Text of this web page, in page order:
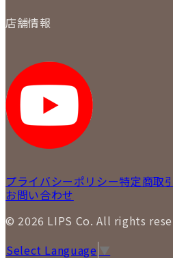
質について
返品について
各事業部の紹介
STAFF BLOG
SNS
店舗情報
LIPS 新宿店
LIPS 札幌パルコ店
LIPS 札幌白石店
LIPS 通信販売事業部
プライバシーポリシー特定商取
お問い合わせ
© 2026 LIPS Co. All rights
Select Language ▼